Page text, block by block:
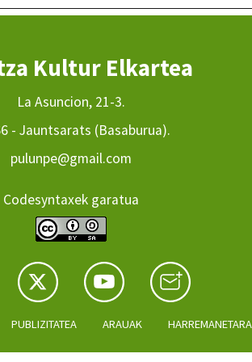
Kultur Elkartea
La Asuncion, 21-3.
- Jauntsarats (Basaburua).
pulunpe@gmail.com
Codesyntaxek garatua
PUBLIZITATEA ARAUAK